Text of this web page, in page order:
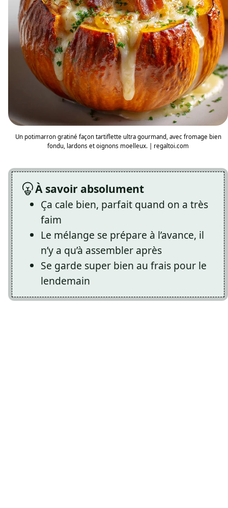
Un potimarron gratiné façon tartiflette ultra gourmand, avec fromage bien
fondu, lardons et oignons moelleux. | regaltoi.com
À savoir absolument
Ça cale bien, parfait quand on a très
faim
Le mélange se prépare à l’avance, il
n’y a qu’à assembler après
Se garde super bien au frais pour le
lendemain